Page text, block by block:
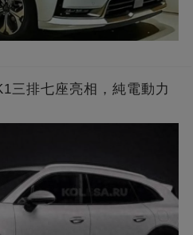
三排七座亮相，純電動力